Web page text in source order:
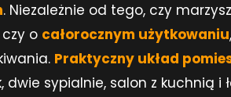
. Niezależnie od tego, czy
o całorocznym użytkowaniu
Praktyczny układ
dwie sypialnie, salon z kuchnią i